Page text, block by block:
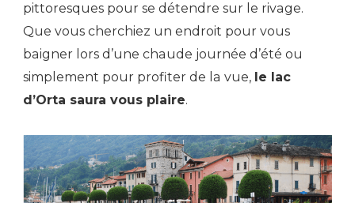
pittoresques pour se détendre sur le rivage.
Que vous cherchiez un endroit pour vous
baigner lors d’une chaude journée d’été ou
simplement pour profiter de la vue, le lac
d’Orta saura vous plaire.